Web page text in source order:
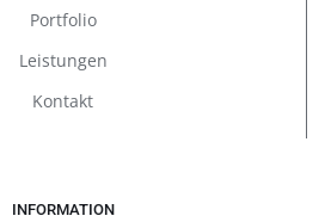
Portfolio
Leistungen
Kontakt
INFORMATION